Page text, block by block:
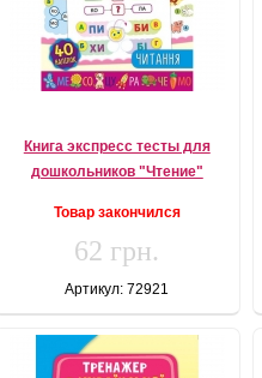
Книга экспресс тесты для
дошкольников "Чтение"
Товар закончился
62 грн.
Артикул: 72921